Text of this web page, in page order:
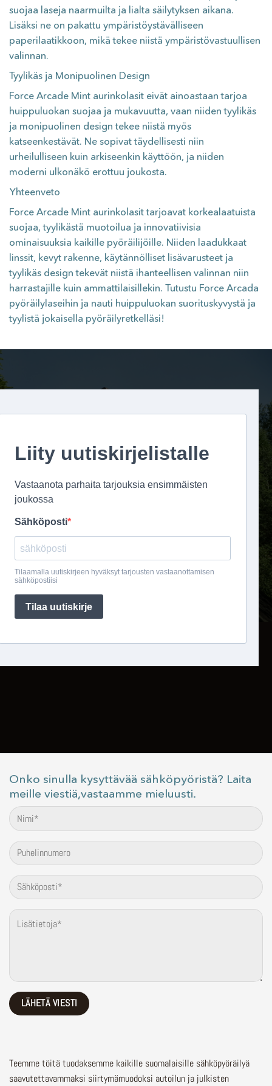
suojaa laseja naarmuilta ja lialta säilytyksen aikana.
Lisäksi ne on pakattu ympäristöystävälliseen
paperilaatikkoon, mikä tekee niistä ympäristövastuullisen
valinnan.
Tyylikäs ja Monipuolinen Design
Force Arcade Mint aurinkolasit eivät ainoastaan tarjoa
huippuluokan suojaa ja mukavuutta, vaan niiden tyylikäs
ja monipuolinen design tekee niistä myös
katseenkestävät. Ne sopivat täydellisesti niin
urheilulliseen kuin arkiseenkin käyttöön, ja niiden
moderni ulkonäkö erottuu joukosta.
Yhteenveto
Force Arcade Mint aurinkolasit tarjoavat korkealaatuista
suojaa, tyylikästä muotoilua ja innovatiivisia
ominaisuuksia kaikille pyöräilijöille. Niiden laadukkaat
linssit, kevyt rakenne, käytännölliset lisävarusteet ja
tyylikäs design tekevät niistä ihanteellisen valinnan niin
harrastajille kuin ammattilaisillekin. Tutustu Force Arcada
pyöräilylaseihin ja nauti huippuluokan suorituskyvystä ja
tyylistä jokaisella pyöräilyretkelläsi!
Onko sinulla kysyttävää sähköpyöristä? Laita
meille viestiä,vastaamme mieluusti.
Teemme töitä tuodaksemme kaikille suomalaisille sähköpyöräilyä
saavutettavammaksi siirtymämuodoksi autoilun ja julkisten